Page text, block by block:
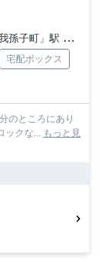
町」駅 徒歩12分
宅配ボックス
のところにあり
ックな... もっと見